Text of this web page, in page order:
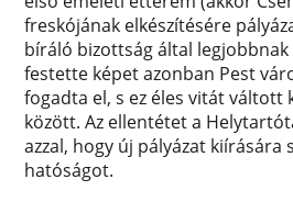
freskójának elkészítésére
bíráló bizottság által
festette képet azonban Pest
fogadta el, s ez éles vitát váltott
között. Az ellentétet a
azzal, hogy új pályázat kiírására
hatóságot.